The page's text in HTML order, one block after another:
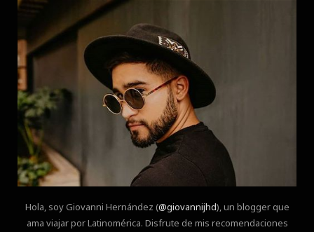
Hola, soy Giovanni Hernández (@giovannijhd), un blogger que
ama viajar por Latinomérica. Disfrute de mis recomendaciones